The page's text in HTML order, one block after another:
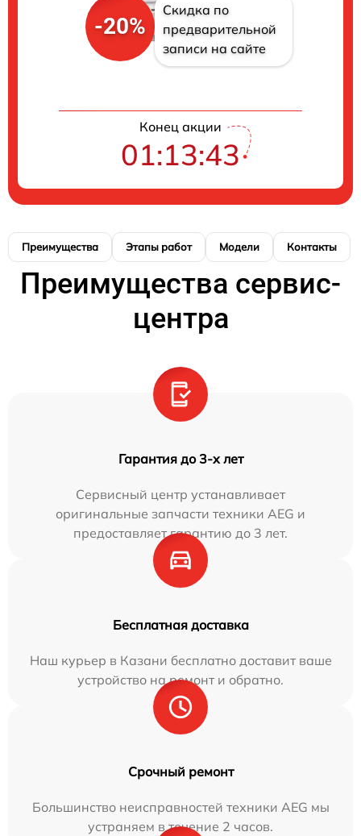
-20%
Скидка по
предварительной
записи на сайте
Конец акции
01:13:42
Преимущества Этапы работ Модели Контакты
Преимущества сервис-
центра
Гарантия до 3-х лет
Сервисный центр устанавливает
оригинальные запчасти техники AEG и
предоставляет гарантию до 3 лет.
Бесплатная доставка
Наш курьер в Казани бесплатно доставит ваше
устройство на ремонт и обратно.
Срочный ремонт
Большинство неисправностей техники AEG мы
устраняем в течение 2 часов.